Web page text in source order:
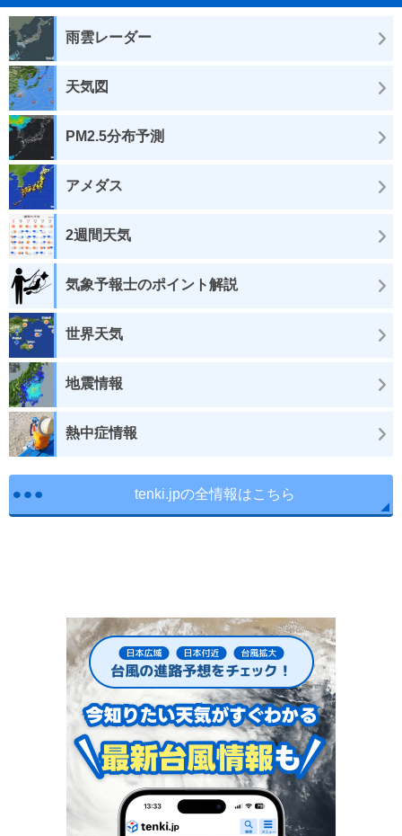
雨雲レーダー
天気図
PM2.5分布予測
アメダス
2週間天気
気象予報士のポイント解説
世界天気
地震情報
熱中症情報
tenki.jpの全情報はこちら